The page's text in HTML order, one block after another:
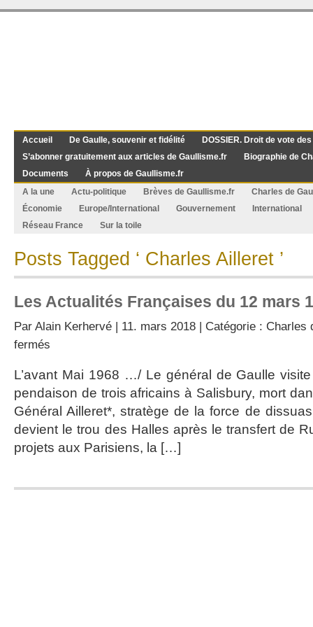
Accueil De Gaulle, souvenir et fidélité
DOSSIER. Droit de vote
S’abonner gratuitement aux articles de Gaullisme.fr
Biographie de
Documents
À propos de Gaullisme.fr
A la une
Actu-politique Brèves de Gaullisme.fr
Charles de
Économie
Europe/International Gouvernement
International
Réseau France
Sur la toile
Posts Tagged ‘ Charles Ailleret ’
Les Actualités Françaises du 12 mars
Par Alain Kerhervé | 11. mars 2018 | Catégorie : Charles
fermés
Françaises
du
mars
1968
L’avant Mai 1968 …/ Le général de Gaulle
pendaison de trois africains à Salisbury, mort
Général Ailleret*, stratège de la force de
devient le trou des Halles après le transfert de
projets aux Parisiens, la […]